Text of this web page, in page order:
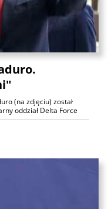
(na zdjęciu) został
oddział Delta Force